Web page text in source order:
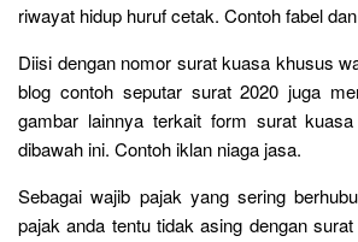
riwayat hidup huruf cetak. Contoh fabel
Diisi dengan nomor surat kuasa khusus
blog contoh seputar surat 2020 juga
gambar lainnya terkait form surat
dibawah ini. Contoh iklan niaga jasa.
Sebagai wajib pajak yang sering
pajak anda tentu tidak asing dengan